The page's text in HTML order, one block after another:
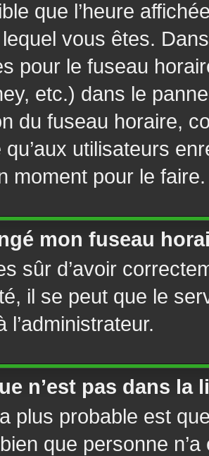
que l’heure
vous êtes.
pour le fuseau
etc.) dans le
du fuseau horaire,
utilisateurs
moment pour le faire.
mon fuseau
sûr d’avoir
il se peut que le
l’administrateur.
n’est pas dans la
plus probable est
que personne